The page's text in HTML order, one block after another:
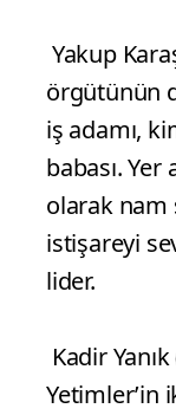
Yakup
örgütünün
iş adamı,
babası. Yer
olarak nam
istişareyi
lider.
Kadir
Yetimler’in